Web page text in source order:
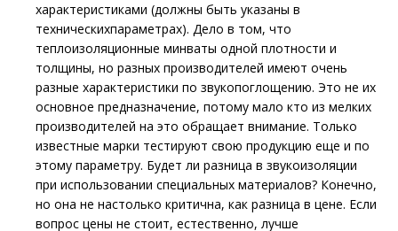
характеристиками (должны быть указаны в
техническихпараметрах). Дело в том, что
теплоизоляционные минваты одной плотности и
толщины, но разных производителей имеют очень
разные характеристики по звукопоглощению. Это не их
основное предназначение, потому мало кто из мелких
производителей на это обращает внимание. Только
известные марки тестируют свою продукцию еще и по
этому параметру. Будет ли разница в звукоизоляции
при использовании специальных материалов? Конечно,
но она не настолько критична, как разница в цене. Если
вопрос цены не стоит, естественно, лучше